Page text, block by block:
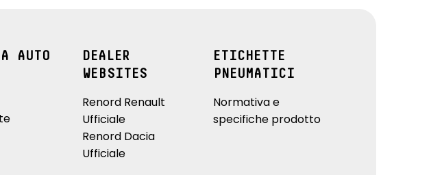
AUTO
DEALER
WEBSITES
Renord Renault
Ufficiale
Renord Dacia
Ufficiale
ETICHETTE
PNEUMATICI
Normativa e
specifiche prodotto